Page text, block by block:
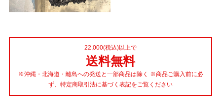
22,000(税込)以上で
送料無料
※沖縄・北海道・離島への発送と一部商品は除く ※商品ご購入前に必
ず、特定商取引法に基づく表記をご覧ください